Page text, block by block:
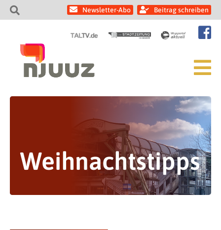
Newsletter-Abo Beitrag schreiben
Weihnachtstipps